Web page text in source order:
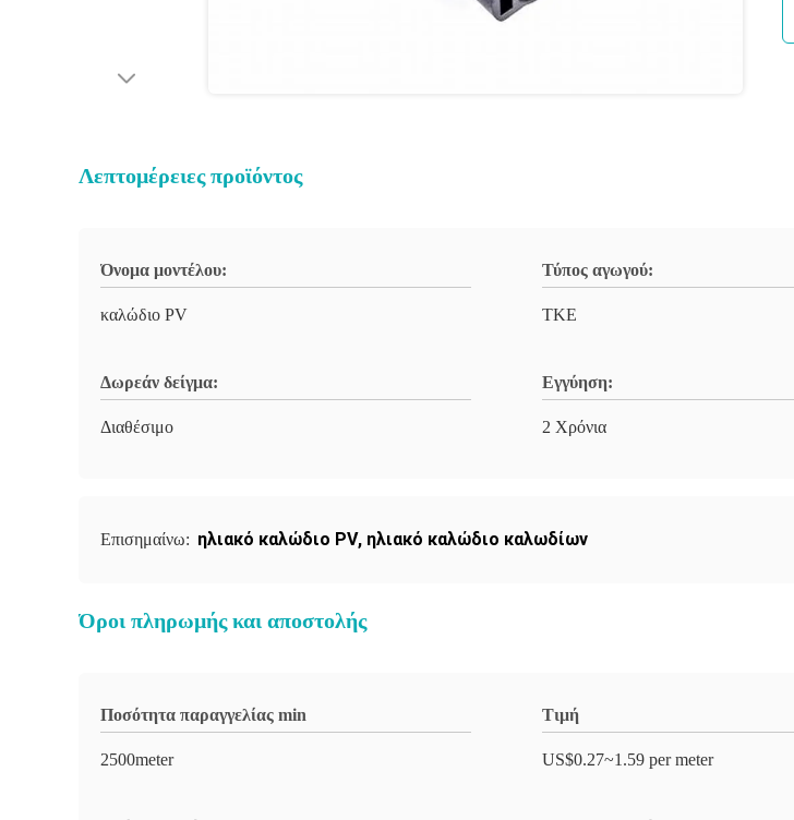
Λεπτομέρειες προϊόντος
Όνομα μοντέλου:
καλώδιο PV
Τύπος αγωγού:
ΤΚΕ
Δωρεάν δείγμα:
Διαθέσιμο
Εγγύηση:
2 Χρόνια
Επισημαίνω: ηλιακό καλώδιο PV, ηλιακό καλώδιο καλωδίων
Όροι πληρωμής και αποστολής
Ποσότητα παραγγελίας min
2500meter
Τιμή
US$0.27~1.59 per meter